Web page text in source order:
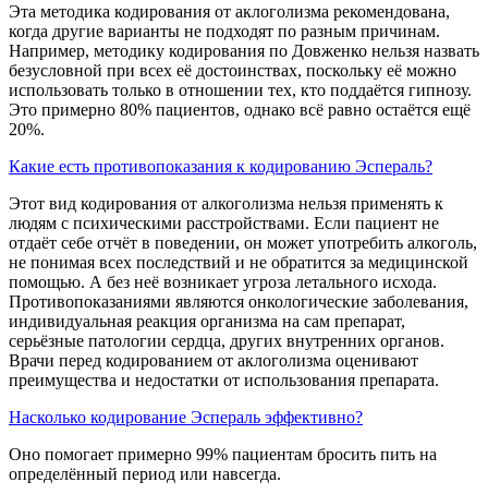
Эта методика кодирования от аклоголизма рекомендована,
когда другие варианты не подходят по разным причинам.
Например, методику кодирования по Довженко нельзя назвать
безусловной при всех её достоинствах, поскольку её можно
использовать только в отношении тех, кто поддаётся гипнозу.
Это примерно 80% пациентов, однако всё равно остаётся ещё
20%.
Какие есть противопоказания к кодированию Эспераль?
Этот вид кодирования от алкоголизма нельзя применять к
людям с психическими расстройствами. Если пациент не
отдаёт себе отчёт в поведении, он может употребить алкоголь,
не понимая всех последствий и не обратится за медицинской
помощью. А без неё возникает угроза летального исхода.
Противопоказаниями являются онкологические заболевания,
индивидуальная реакция организма на сам препарат,
серьёзные патологии сердца, других внутренних органов.
Врачи перед кодированием от аклоголизма оценивают
преимущества и недостатки от использования препарата.
Насколько кодирование Эспераль эффективно?
Оно помогает примерно 99% пациентам бросить пить на
определённый период или навсегда.